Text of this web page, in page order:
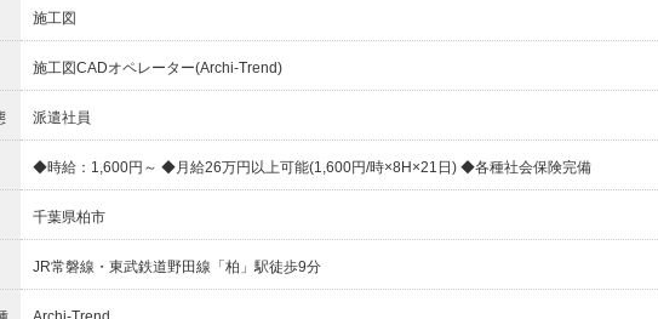
施工図
施工図CADオペレーター(Archi-Trend)
派遣社員
◆時給：1,600円～ ◆月給26万円以上可能(1,600円/時×8H×21日) ◆各種社会保険完備
千葉県柏市
JR常磐線・東武鉄道野田線「柏」駅徒歩9分